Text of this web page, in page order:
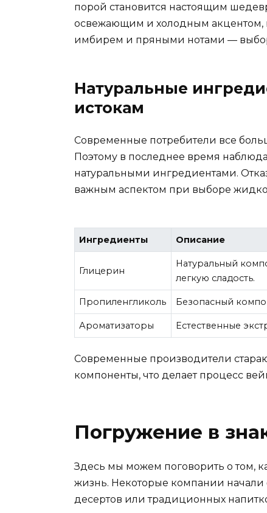
порой становится настоящим
освежающим и холодным
имбирем и пряными нотами —
Натуральные
истокам
Современные потребители все
Поэтому в последнее время
натуральными ингредиентами.
важным аспектом при выборе
Ингредиенты Описание
Глицерин
Натуральный
легкую сладость.
Пропиленгликоль Безопасный
Ароматизаторы Естественные
Современные производители
компоненты, что делает процесс
Погружение в
Здесь мы можем поговорить о том,
жизнь. Некоторые компании начали
десертов или традиционных